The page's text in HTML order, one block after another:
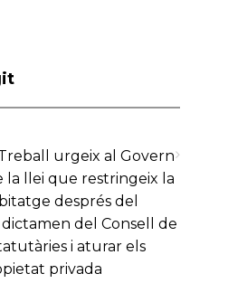
urgeix al Govern
la llei que restringeix la
després del
del Consell de
i aturar els
privada